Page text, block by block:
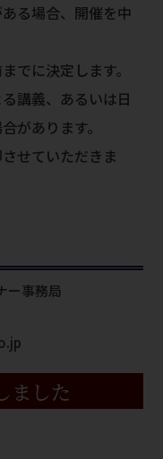
る場合、開催を中
でに決定します。
講義、あるいは日
があります。
せていただきま
ー事務局
ました